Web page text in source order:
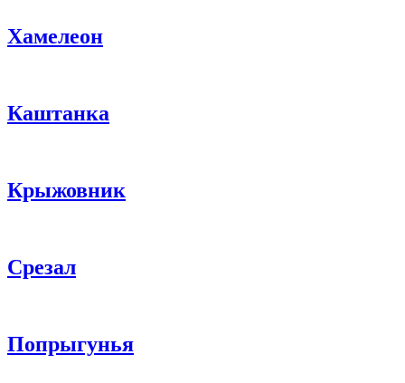
Хамелеон
Каштанка
Крыжовник
Срезал
Попрыгунья